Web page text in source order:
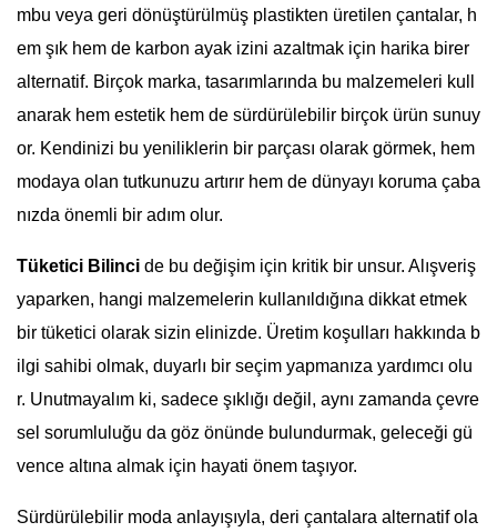
mbu veya geri dönüştürülmüş plastikten üretilen çantalar, h
em şık hem de karbon ayak izini azaltmak için harika birer
alternatif. Birçok marka, tasarımlarında bu malzemeleri kull
anarak hem estetik hem de sürdürülebilir birçok ürün sunuy
or. Kendinizi bu yeniliklerin bir parçası olarak görmek, hem
modaya olan tutkunuzu artırır hem de dünyayı koruma çaba
nızda önemli bir adım olur.
Tüketici Bilinci de bu değişim için kritik bir unsur. Alışveriş
yaparken, hangi malzemelerin kullanıldığına dikkat etmek
bir tüketici olarak sizin elinizde. Üretim koşulları hakkında b
ilgi sahibi olmak, duyarlı bir seçim yapmanıza yardımcı olu
r. Unutmayalım ki, sadece şıklığı değil, aynı zamanda çevre
sel sorumluluğu da göz önünde bulundurmak, geleceği gü
vence altına almak için hayati önem taşıyor.
Sürdürülebilir moda anlayışıyla, deri çantalara alternatif ola